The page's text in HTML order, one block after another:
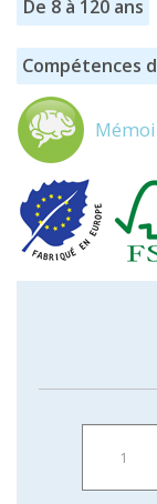
De 8 à 120 ans
Compétences